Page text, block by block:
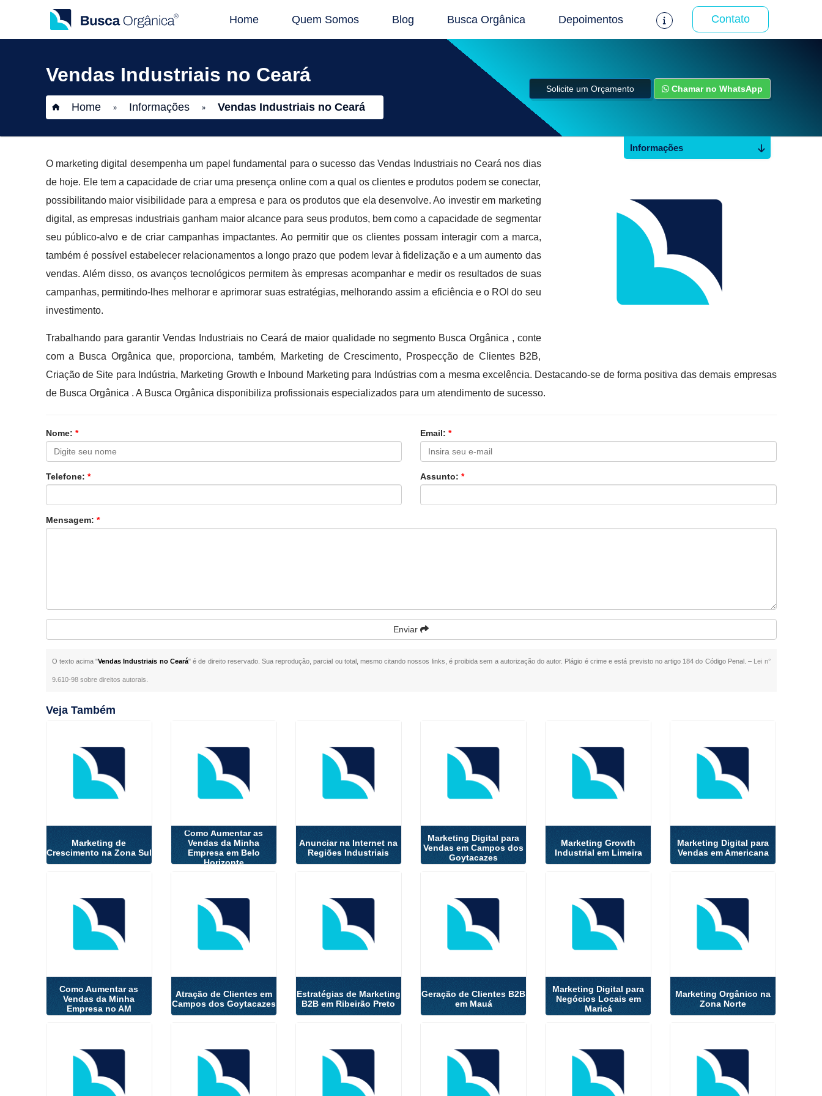
Home Quem Somos Blog Busca Orgânica Depoimentos Contato
Vendas Industriais no Ceará
Home » Informações » Vendas Industriais no Ceará
Solicite um Orçamento Chamar no WhatsApp
O marketing digital desempenha um papel fundamental para o sucesso das Vendas Industriais no Ceará nos dias
de hoje. Ele tem a capacidade de criar uma presença online com a qual os clientes e produtos podem se conectar,
possibilitando maior visibilidade para a empresa e para os produtos que ela desenvolve. Ao investir em marketing
digital, as empresas industriais ganham maior alcance para seus produtos, bem como a capacidade de segmentar
seu público-alvo e de criar campanhas impactantes. Ao permitir que os clientes possam interagir com a marca,
também é possível estabelecer relacionamentos a longo prazo que podem levar à fidelização e a um aumento das
vendas. Além disso, os avanços tecnológicos permitem às empresas acompanhar e medir os resultados de suas
campanhas, permitindo-lhes melhorar e aprimorar suas estratégias, melhorando assim a eficiência e o ROI do seu
investimento.
Trabalhando para garantir Vendas Industriais no Ceará de maior qualidade no segmento Busca Orgânica , conte
com a Busca Orgânica que, proporciona, também, Marketing de Crescimento, Prospecção de Clientes B2B,
Criação de Site para Indústria, Marketing Growth e Inbound Marketing para Indústrias com a mesma excelência. Destacando-se de forma positiva das demais empresas
de Busca Orgânica . A Busca Orgânica disponibiliza profissionais especializados para um atendimento de sucesso.
Nome: * Email: *
Telefone: * Assunto: *
Mensagem: *
Enviar
O texto acima "Vendas Industriais no Ceará" é de direito reservado. Sua reprodução, parcial ou total, mesmo citando nossos links, é proibida sem a autorização do autor. Plágio é crime e está previsto no artigo 184 do Código Penal. – Lei n°
9.610-98 sobre direitos autorais
Informações
Veja Também
Marketing de
Crescimento na Zona Sul
Como Aumentar as
Vendas da Minha
Empresa em Belo
Horizonte
Anunciar na Internet na
Regiões Industriais
Marketing Digital para
Vendas em Campos dos
Goytacazes
Marketing Growth
Industrial em Limeira
Marketing Digital para
Vendas em Americana
Como Aumentar as
Vendas da Minha
Empresa no AM
Atração de Clientes em
Campos dos Goytacazes
Estratégias de Marketing
B2B em Ribeirão Preto
Geração de Clientes B2B
em Mauá
Marketing Digital para
Negócios Locais em
Maricá
Marketing Orgânico na
Zona Norte